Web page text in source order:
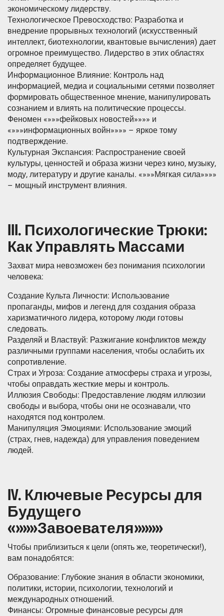
экономическому лидерству.
Технологическое Превосходство: Разработка и
внедрение прорывных технологий (искусственный
интеллект, биотехнологии, квантовые вычисления) дает
огромное преимущество. Лидерство в этих областях
определяет будущее.
Информационное Влияние: Контроль над
информацией, медиа и социальными сетями позволяет
формировать общественное мнение, манипулировать
сознанием и влиять на политические процессы.
Феномен «»»»фейковых новостей»»»» и
«»»»информационных войн»»»» – яркое тому
подтверждение.
Культурная Экспансия: Распространение своей
культуры, ценностей и образа жизни через кино, музыку,
моду, литературу и другие каналы. «»»»Мягкая сила»»»»
– мощный инструмент влияния.
III. Психологические Трюки:
Как Управлять Массами
Захват мира невозможен без понимания психологии
человека:
Создание Культа Личности: Использование
пропаганды, мифов и легенд для создания образа
харизматичного лидера, которому люди готовы
следовать.
Разделяй и Властвуй: Разжигание конфликтов между
различными группами населения, чтобы ослабить их
сопротивление.
Страх и Угроза: Создание атмосферы страха и угрозы,
чтобы оправдать жесткие меры и контроль.
Иллюзия Свободы: Предоставление людям иллюзии
свободы и выбора, чтобы они не осознавали, что
находятся под контролем.
Манипуляция Эмоциями: Использование эмоций
(страх, гнев, надежда) для управления поведением
людей.
IV. Ключевые Ресурсы для
Будущего
«»»»Завоевателя»»»»
Чтобы приблизиться к цели (опять же, теоретически!),
вам понадобятся:
Образование: Глубокие знания в области экономики,
политики, истории, психологии, технологий и
международных отношений.
Финансы: Огромные финансовые ресурсы для